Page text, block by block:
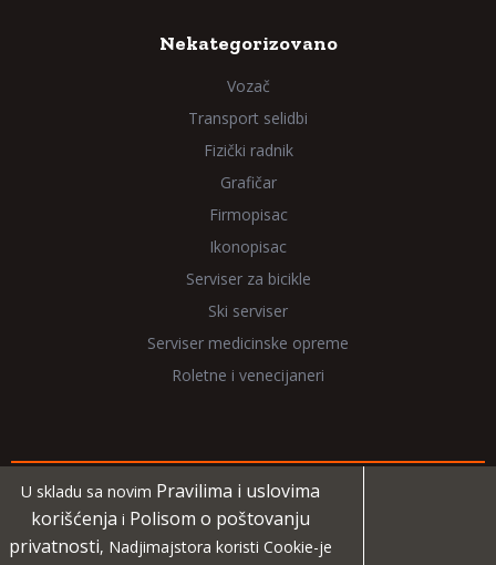
Nekategorizovano
Vozač
Transport selidbi
Fizički radnik
Grafičar
Firmopisac
Ikonopisac
Serviser za bicikle
Ski serviser
Serviser medicinske opreme
Roletne i venecijaneri
Copyright 2026 NadjiMajstora.rs
U skladu sa novim Pravilima i uslovima
korišćenja i Polisom o poštovanju
privatnosti, Nadjimajstora koristi Cookie-je